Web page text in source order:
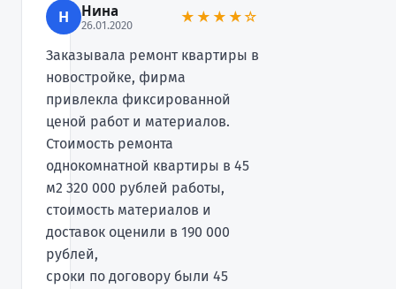
Н Нина
26.01.2020 ★★★★☆
Заказывала ремонт квартиры в
новостройке, фирма
привлекла фиксированной
ценой работ и материалов.
Стоимость ремонта
однокомнатной квартиры в 45
м2 320 000 рублей работы,
стоимость материалов и
доставок оценили в 190 000
рублей,
сроки по договору были 45